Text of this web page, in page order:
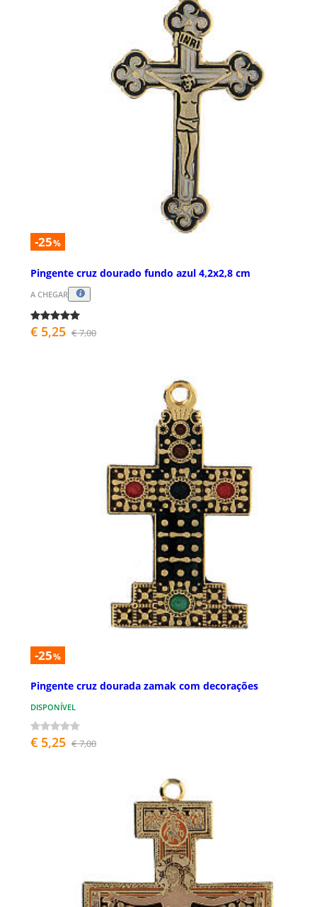
-25%
Pingente cruz dourado fundo azul 4,2x2,8 cm
A CHEGAR
€ 5,25 € 7,00
-25%
Pingente cruz dourada zamak com decorações
DISPONÍVEL
€ 5,25 € 7,00